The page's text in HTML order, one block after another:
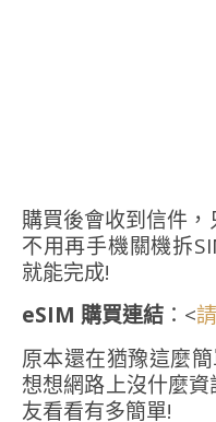
購買後會收到信件
不用再手機關機拆
就能完成!
eSIM 購買連結 ：<
原本還在猶豫這麼
想想網路上沒什麼
友看看有多簡單!